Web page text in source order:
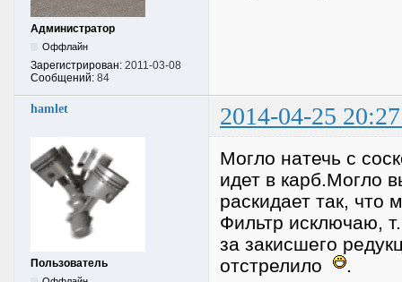
Администратор
Оффлайн
Зарегистрирован: 2011-03-08
Сообщений: 84
hamlet 2014-04-25
Пользователь
Могло натечь с
идет в карб.Могло
раскидает так, что
Фильтр исключаю,
за закисшего
отстрелило
.